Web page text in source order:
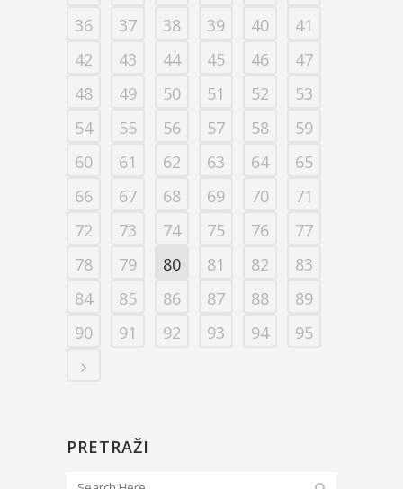
36
37 38 39 40
41
42
43 44 45 46
47
48
49 50 51 52
53
54
55 56 57 58
59
60
61 62 63 64
65
66
67 68 69 70
71
72
73 74 75 76
77
78
79 80 81 82
83
84
85 86 87 88
89
90
91 92 93 94 95
PRETRAŽI